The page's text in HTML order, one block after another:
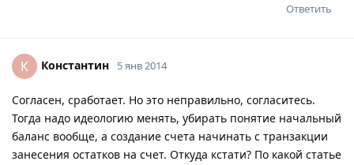
Ответить
К Константин 5 янв 2014
Согласен, сработает. Но это неправильно, согласитесь.
Тогда надо идеологию менять, убирать понятие начальный
баланс вообще, а создание счета начинать с транзакции
занесения остатков на счет. Откуда кстати? По какой статье